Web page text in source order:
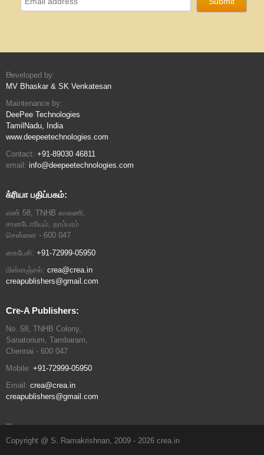
Developed by:
MV Bhaskar & SK Venkatesan
Maintenance by:
DeePee Technologies
TamilNadu, India
www.deepeetechnologies.com
Contact: +91-89030 46811
email: info@deepeetechnologies.com
க்ரியா பதிப்பகம்:
எண் 58, TNHB காலணி,
சானடோரியம், தாம்பரம்
சென்னை - 600 047
கைபேசி: +91-72999-05950
மின்னஞ்சல்: crea@crea.in
creapublishers@gmail.com
Cre-A Publishers:
No. 58, TNHB Colony,
Sanatorium, Tambaram,
Chennai - 600 047
Mobile: +91-72999-05950
Email: crea@crea.in
creapublishers@gmail.com
Copyright @ S. Ramakrishnan, 2009 - 2026 crea.in